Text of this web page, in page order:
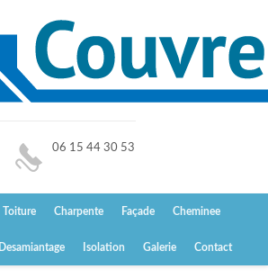
06 15 44 30 53
Toiture Charpente Façade Cheminee
Desamiantage Isolation Galerie Contact